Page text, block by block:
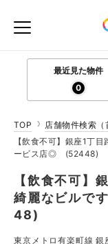
最近見た物件
0
TOP 店舗物件検索（
【飲食不可】銀座1丁
ービス店◎ (52448)
【飲食不可】
綺麗なビルで
48)
東京メトロ有楽町線 銀